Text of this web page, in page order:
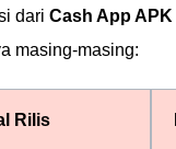
dari Cash App
masing-masing:
Rilis